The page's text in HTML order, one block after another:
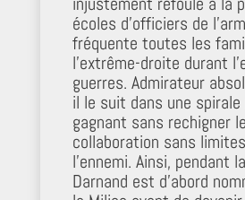
écoles d’officiers de
fréquente toutes les
l’extrême-droite durant
guerres. Admirateur
il le suit dans une
gagnant sans rechigner
collaboration sans
l’ennemi. Ainsi, pendant
Darnand est d’abord